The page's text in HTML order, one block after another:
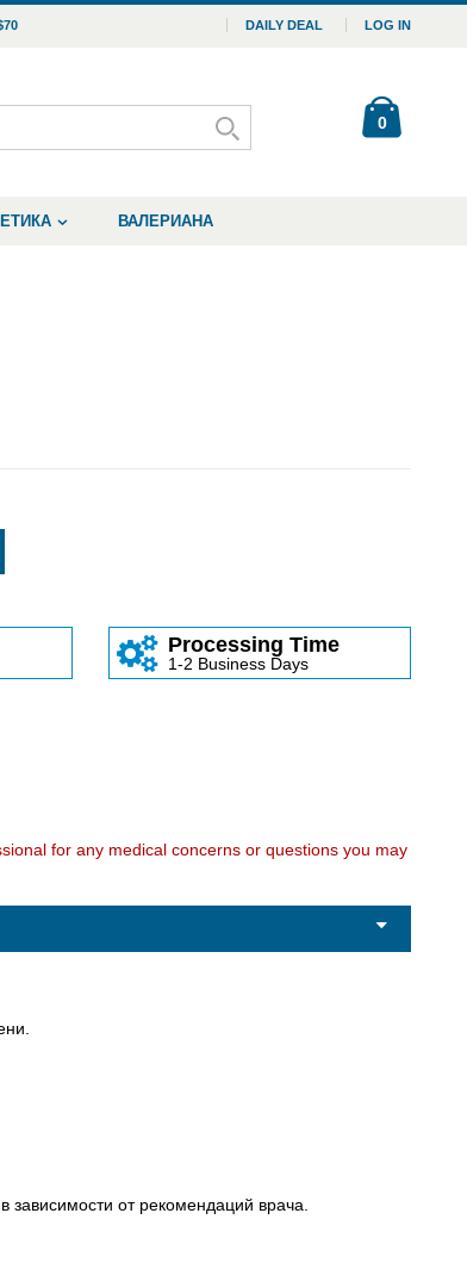
DAILY DEAL LOG IN
0
ВАЛЕРИАНА
Processing Time
1-2 Business Days
for any medical concerns or questions you may
зависимости от рекомендаций врача.